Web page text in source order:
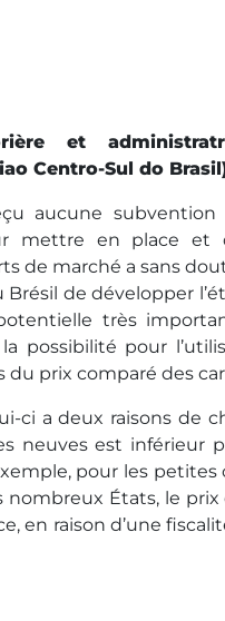
et
Centro-Sul do
aucune
mettre en place et
de marché a sans
de développer
très
possibilité pour
du prix comparé des
ci a deux raisons de
neuves est inférieur
pour les petites
nombreux États, le
en raison d’une